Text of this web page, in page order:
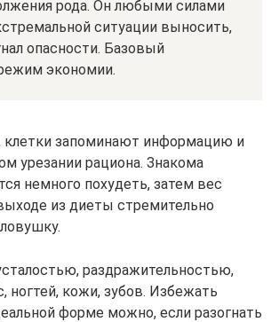
рода. Он любыми силами
ситуации выносить,
опасности. Базовый
экономии.
клетки запоминают информацию и
урезании рациона. Знакома
немного похудеть, затем вес
из диеты стремительно
раздражительностью,
ногтей, кожи, зубов. Избежать
форме можно, если разогнать